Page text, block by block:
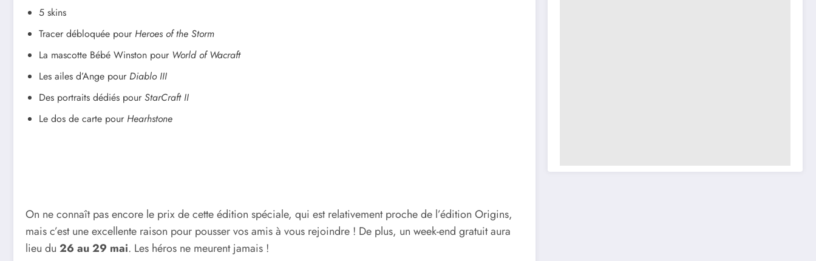
5 skins
Tracer débloquée pour Heroes of the Storm
La mascotte Bébé Winston pour World of Wacraft
Les ailes d’Ange pour Diablo III
Des portraits dédiés pour StarCraft II
Le dos de carte pour Hearhstone
On ne connaît pas encore le prix de cette édition spéciale, qui est relativement proche de l’édition Origins,
mais c’est une excellente raison pour pousser vos amis à vous rejoindre ! De plus, un week-end gratuit aura
lieu du 26 au 29 mai. Les héros ne meurent jamais !